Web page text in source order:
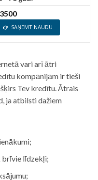
SAŅEMT NAUDU
vari arī ātri
kompānijām ir tieši
Tev kredītu. Ātrais
ja atbilsti dažiem
brīvie līdzekļi;